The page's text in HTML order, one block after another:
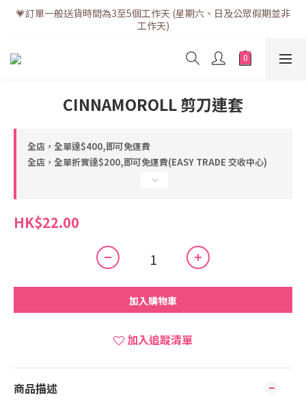
💗訂單一般送貨時間為3至5個工作天 (星期六、日及公眾假期並非
工作天)
💗訂單一般送貨時間為3至5個工作天 (星期六、日及公眾假期並非
工作天)
💗折實滿$400免運費 | 滿$200免自取點運費
💗立即下載全新會員APP享有專屬會員禮遇
💗訂單一般送貨時間為3至5個工作天 (星期六、日及公眾假期並非
工作天)
CINNAMOROLL 剪刀連套
全店，全單達$400,即可免運費
全店，全單折實達$200,即可免運費(EASY TRADE 交收中心)
HK$22.00
加入購物車
加入追蹤清單
商品描述